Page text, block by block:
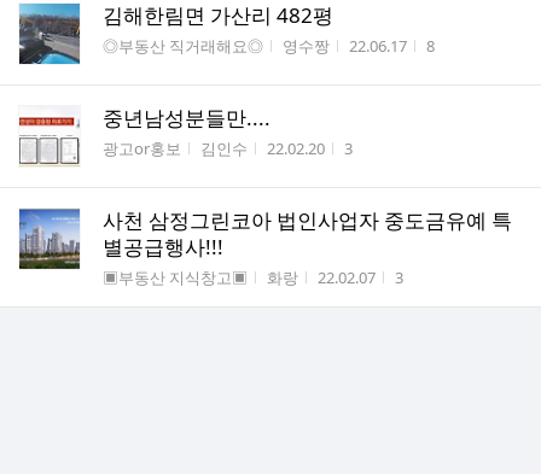
김해한림면 가산리 482평
게시판명
◎부동산 직거래해요◎ 작성자
영수짱 작성시간
22.06.17 조회수
8
중년남성분들만....
게시판명
광고or홍보 작성자
김인수 작성시간
22.02.20 조회수
3
사천 삼정그린코아 법인사업자 중도금유예 특
별공급행사!!!
게시판명
▣부동산 지식창고▣ 작성자
화랑 작성시간
22.02.07 조회수
3